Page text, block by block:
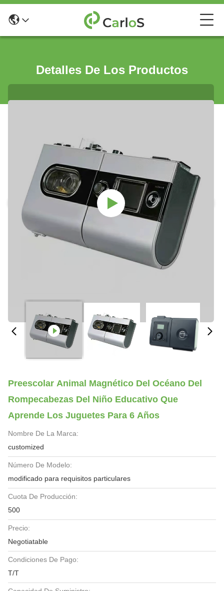
Detalles De Los Productos
Preescolar Animal Magnético Del Océano Del
Rompecabezas Del Niño Educativo Que
Aprende Los Juguetes Para 6 Años
Nombre De La Marca:
customized
Número De Modelo:
modificado para requisitos particulares
Cuota De Producción:
500
Precio:
Negotiatable
Condiciones De Pago:
T/T